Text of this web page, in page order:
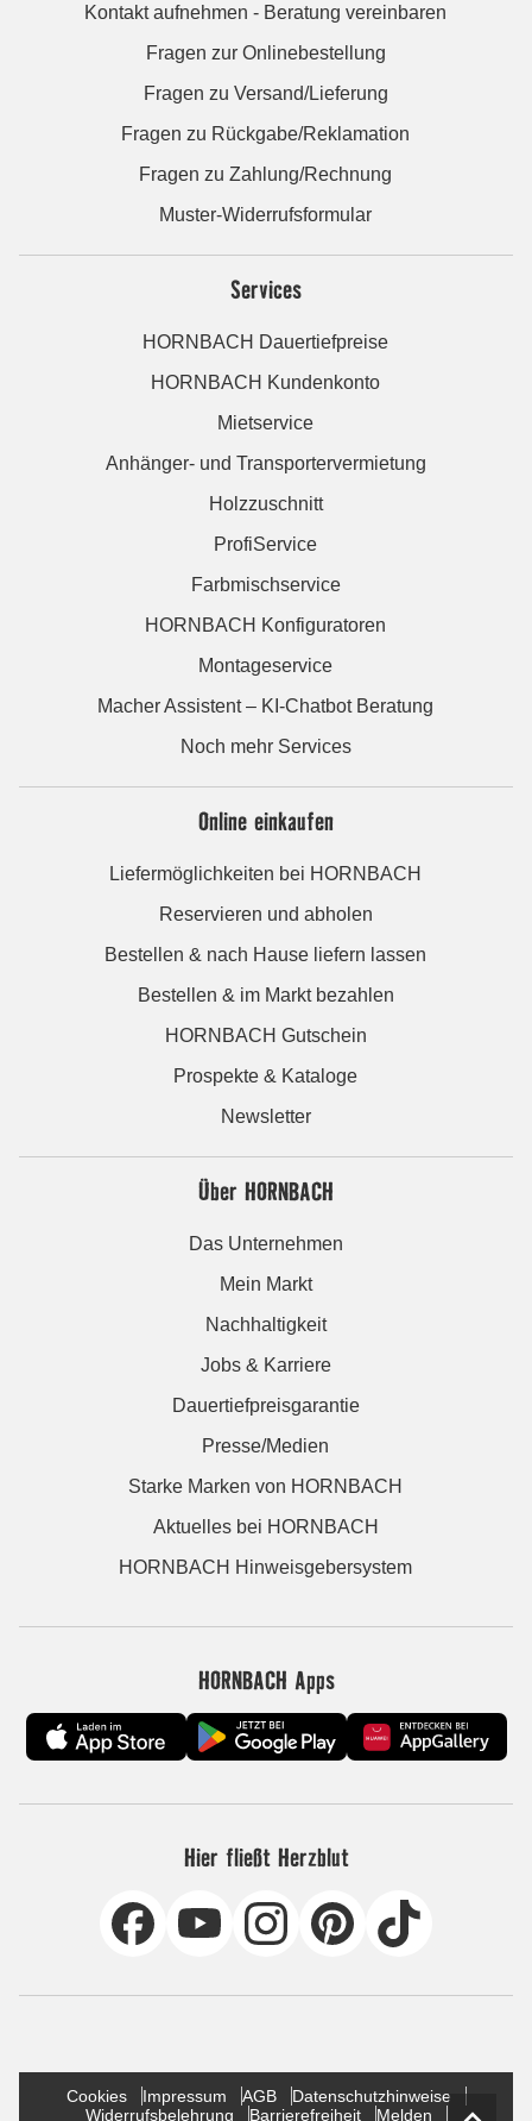
Kontakt aufnehmen - Beratung vereinbaren
Fragen zur Onlinebestellung
Fragen zu Versand/Lieferung
Fragen zu Rückgabe/Reklamation
Fragen zu Zahlung/Rechnung
Muster-Widerrufsformular
Services
HORNBACH Dauertiefpreise
HORNBACH Kundenkonto
Mietservice
Anhänger- und Transportervermietung
Holzzuschnitt
ProfiService
Farbmischservice
HORNBACH Konfiguratoren
Montageservice
Macher Assistent – KI-Chatbot Beratung
Noch mehr Services
Online einkaufen
Liefermöglichkeiten bei HORNBACH
Reservieren und abholen
Bestellen & nach Hause liefern lassen
Bestellen & im Markt bezahlen
HORNBACH Gutschein
Prospekte & Kataloge
Newsletter
Über HORNBACH
Das Unternehmen
Mein Markt
Nachhaltigkeit
Jobs & Karriere
Dauertiefpreisgarantie
Presse/Medien
Starke Marken von HORNBACH
Aktuelles bei HORNBACH
HORNBACH Hinweisgebersystem
HORNBACH Apps
Hier fließt Herzblut
Cookies Impressum AGB
Datenschutzhinweise
Widerrufsbelehrung
Barrierefreiheit Melden